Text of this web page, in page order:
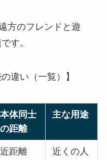
方のフレンドと遊
す。
違い（一覧）】
本体同士
の距離
主な用途
近距離
近くの人